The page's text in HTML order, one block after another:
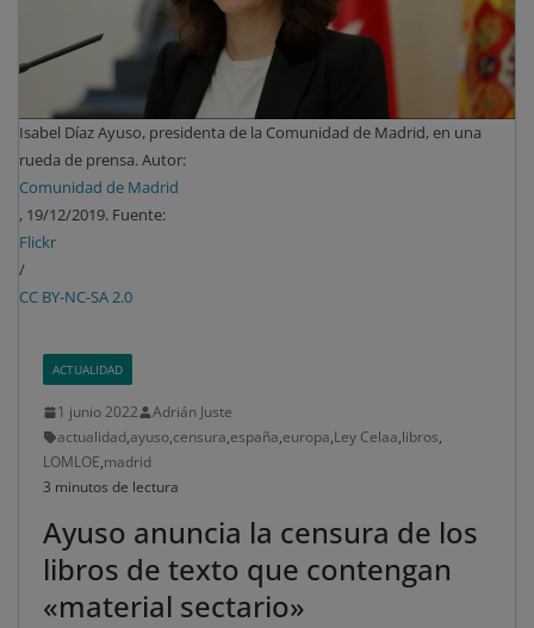
Isabel Díaz Ayuso, presidenta de la Comunidad de Madrid, en una
rueda de prensa. Autor:
Comunidad de Madrid
, 19/12/2019. Fuente:
Flickr
/
CC BY-NC-SA 2.0
ACTUALIDAD
1 junio 2022
Adrián Juste
actualidad,ayuso,censura,españa,europa,Ley Celaa,libros,
LOMLOE,madrid
3 minutos de lectura
Ayuso anuncia la censura de los
libros de texto que contengan
«material sectario»